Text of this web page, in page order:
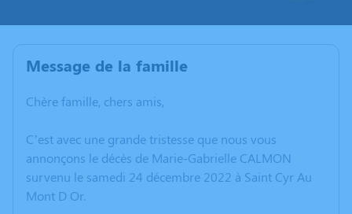
Message de la famille
Chère famille, chers amis,
C’est avec une grande tristesse que nous vous
annonçons le décès de Marie-Gabrielle CALMON
survenu le samedi 24 décembre 2022 à Saint Cyr Au
Mont D Or.